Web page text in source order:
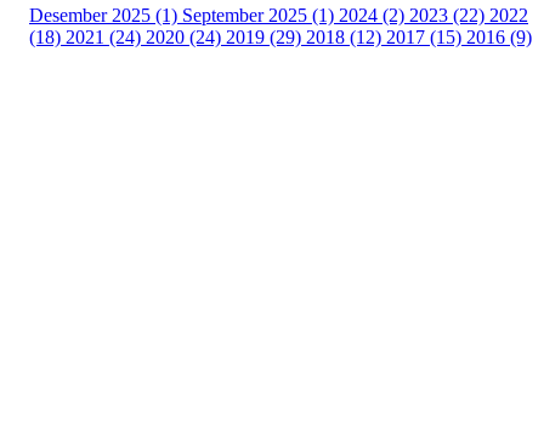
Desember 2025 (1) September 2025 (1) 2024 (2) 2023 (22) 2022
(18) 2021 (24) 2020 (24) 2019 (29) 2018 (12) 2017 (15) 2016 (9)